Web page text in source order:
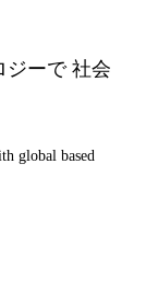
ジーで社会
global based